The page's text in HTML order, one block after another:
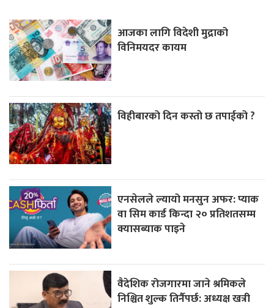
आजका लागि विदेशी मुद्राको
विनिमयदर कायम
विहीबारको दिन कस्ताे छ तपाईको ?
एनसेलले ल्यायो मनसुन अफर: प्याक
वा सिम कार्ड किन्दा २० प्रतिशतसम्म
क्यासब्याक पाइने
वैदेशिक रोजगारमा जाने श्रमिकले
निश्चित शुल्क तिर्नैपर्छ: अध्यक्ष खत्री